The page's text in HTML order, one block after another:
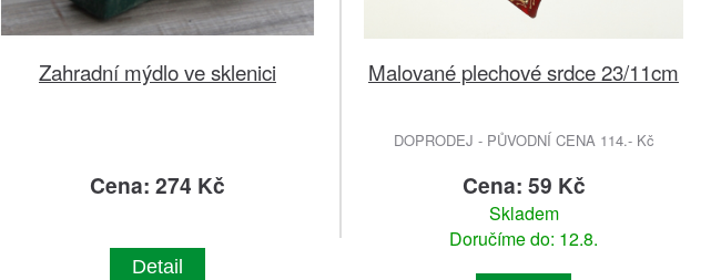
Zahradní mýdlo ve sklenici
Cena: 274 Kč
Detail
Malované plechové srdce 23/11cm
DOPRODEJ - PŮVODNÍ CENA 114.- Kč
Cena: 59 Kč
Skladem
Doručíme do: 12.8.